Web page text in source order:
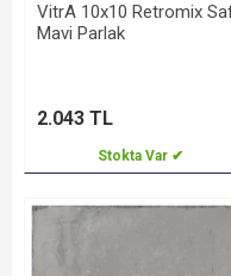
VitrA 10x10 Retromix
Mavi Parlak
2.043 TL
Stokta Var ✔